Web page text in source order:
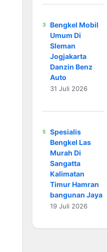
Bengkel Mobil
Umum Di
Sleman
Jogjakarta
Danzin Benz
Auto
31 Juli 2026
Spesialis
Bengkel Las
Murah Di
Sangatta
Kalimatan
Timur Hamran
bangunan Jaya
19 Juli 2026